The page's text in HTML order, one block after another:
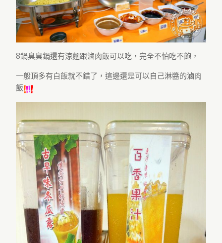
8鍋臭臭鍋還有涼麵跟滷肉飯可以吃，完全不怕吃不飽，
一般頂多有白飯就不錯了，這邊還是可以自己淋醬的滷肉
飯